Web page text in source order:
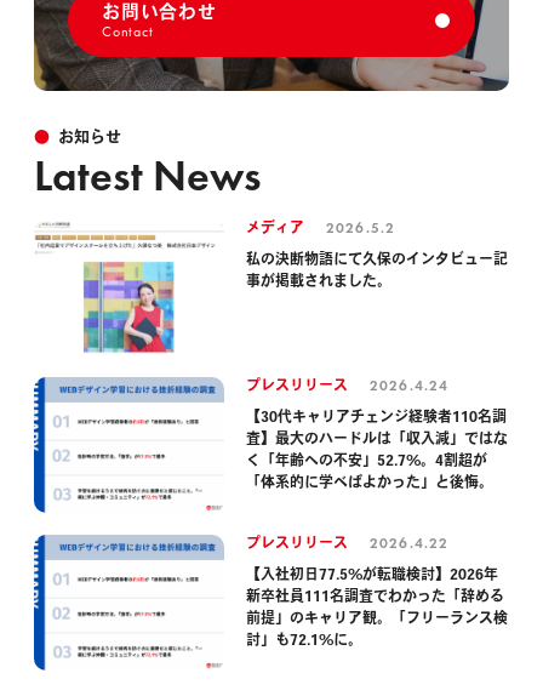
お問い合わせ
Contact
お知らせ
Latest News
メディア 2026.5.2
私の決断物語にて久保のインタビュー記
事が掲載されました。
プレスリリース 2026.4.24
【30代キャリアチェンジ経験者110名調
査】最大のハードルは「収入減」ではな
く「年齢への不安」52.7%。4割超が
「体系的に学べばよかった」と後悔。
プレスリリース 2026.4.22
【入社初日77.5%が転職検討】2026年
新卒社員111名調査でわかった「辞める
前提」のキャリア観。「フリーランス検
討」も72.1%に。